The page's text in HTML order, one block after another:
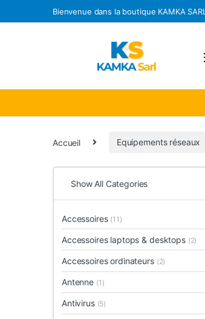
Skip to navigation
Skip to contentBienvenue dans la boutique KAMKA SARL
Accueil Equipements réseaux
Show All Categories
Accessoires (11)
Accessoires laptops & desktops (2)
Accessoires ordinateurs (2)
Antenne (1)
Antivirus (5)